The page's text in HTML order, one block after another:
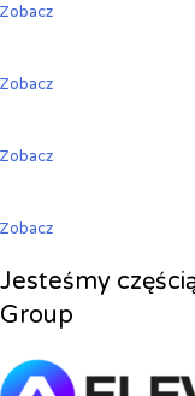
Zobacz
Zobacz
Zobacz
Zobacz
Jesteśmy
Group